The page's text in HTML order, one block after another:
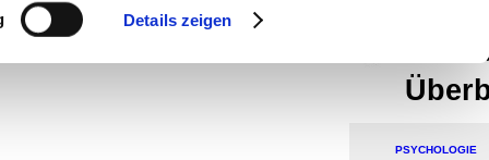
Details zeigen
PSYCHOLOGIE